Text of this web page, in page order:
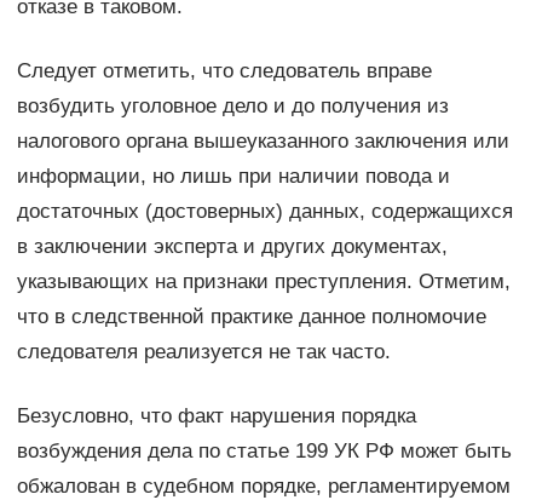
отказе в таковом.
Следует отметить, что следователь вправе
возбудить уголовное дело и до получения из
налогового органа вышеуказанного заключения или
информации, но лишь при наличии повода и
достаточных (достоверных) данных, содержащихся
в заключении эксперта и других документах,
указывающих на признаки преступления. Отметим,
что в следственной практике данное полномочие
следователя реализуется не так часто.
Безусловно, что факт нарушения порядка
возбуждения дела по статье 199 УК РФ может быть
обжалован в судебном порядке, регламентируемом